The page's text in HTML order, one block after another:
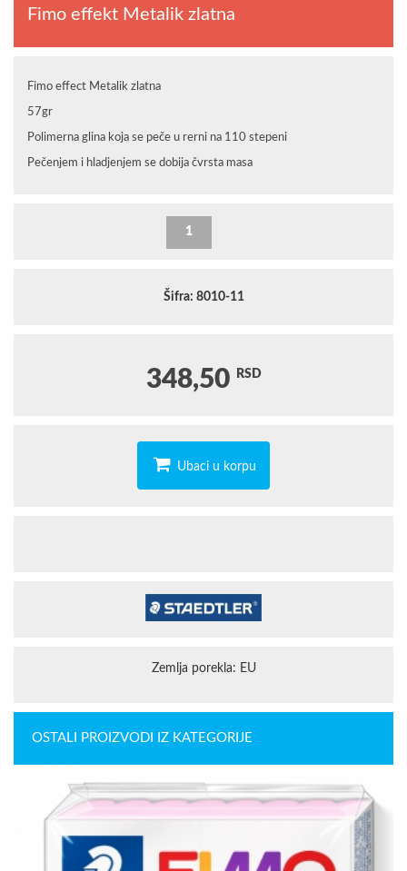
Fimo effekt Metalik zlatna
Fimo effect Metalik zlatna
57gr
Polimerna glina koja se peče u rerni na 110 stepeni
Pečenjem i hladjenjem se dobija čvrsta masa
Šifra: 8010-11
348,50 RSD
Ubaci u korpu
Zemlja porekla: EU
OSTALI PROIZVODI IZ KATEGORIJE